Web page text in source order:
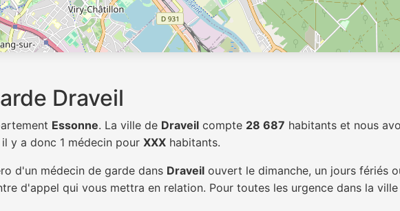
Draveil
Essonne. La ville de Draveil compte 28 687 habitants et nous
il y a donc 1 médecin pour XXX habitants.
d'un médecin de garde dans Draveil ouvert le dimanche, un jours fériés
d'appel qui vous mettra en relation. Pour toutes les urgence dans la